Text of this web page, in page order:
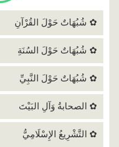
✿ شُبُهَاتٌ حَوْلَ القُرْآنِ
✿ شُبُهَاتٌ حَوْلَ السُنَةِ
✿ شُبُهَاتٌ حَوْلَ النَّبِيِّ
✿ الصحابةُ وَآلِ البَيْتَ
✿ التَّشْرِيعُ الإِسْلَامِيُّ